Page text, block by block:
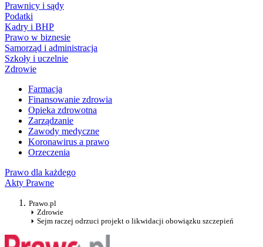
Prawnicy i sądy
Podatki
Kadry i BHP
Prawo w biznesie
Samorząd i administracja
Szkoły i uczelnie
Zdrowie
Farmacja
Finansowanie zdrowia
Opieka zdrowotna
Zarządzanie
Zawody medyczne
Koronawirus a prawo
Orzeczenia
Prawo dla każdego
Akty Prawne
Prawo.pl
Zdrowie
Sejm raczej odrzuci projekt o likwidacji obowiązku szczepień